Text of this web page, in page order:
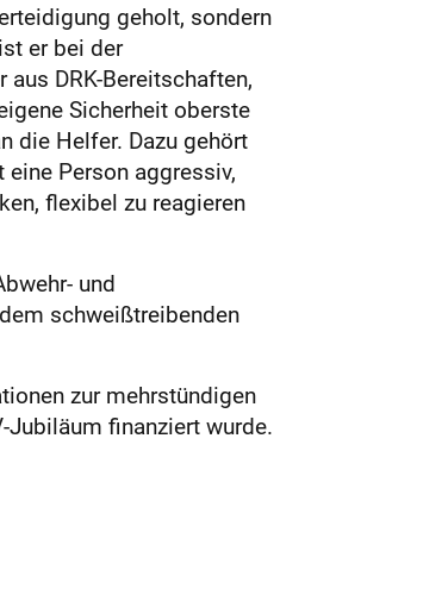
geholt, sondern
er bei der
DRK-Bereitschaften,
Sicherheit oberste
die Helfer. Dazu gehört
Person aggressiv,
flexibel zu reagieren
und
schweißtreibenden
zur mehrstündigen
finanziert wurde.